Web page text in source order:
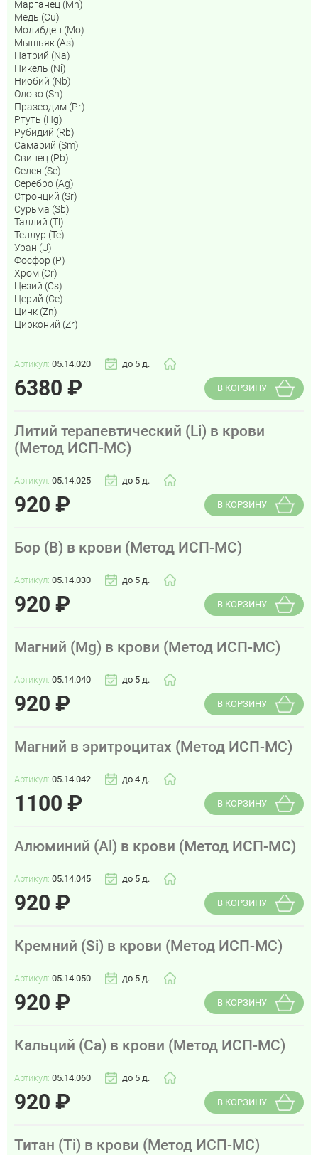
Марганец (Mn)
Медь (Cu)
Молибден (Мо)
Мышьяк (As)
Натрий (Na)
Никель (Ni)
Ниобий (Nb)
Олово (Sn)
Празеодим (Pr)
Ртуть (Hg)
Рубидий (Rb)
Самарий (Sm)
Свинец (Pb)
Селен (Se)
Серебро (Ag)
Стронций (Sr)
Сурьма (Sb)
Таллий (Tl)
Теллур (Te)
Уран (U)
Фосфор (P)
Хром (Cr)
Цезий (Cs)
Церий (Ce)
Цинк (Zn)
Цирконий (Zr)
Артикул: 05.14.020 до 5 д.
6380 ₽ В КОРЗИНУ
Литий терапевтический (Li) в крови
(Метод ИСП-МС)
Артикул: 05.14.025 до 5 д.
920 ₽ В КОРЗИНУ
Бор (B) в крови (Метод ИСП-МС)
Артикул: 05.14.030 до 5 д.
920 ₽ В КОРЗИНУ
Магний (Mg) в крови (Метод ИСП-МС)
Артикул: 05.14.040 до 5 д.
920 ₽ В КОРЗИНУ
Магний в эритроцитах (Метод ИСП-МС)
Артикул: 05.14.042 до 4 д.
1100 ₽ В КОРЗИНУ
Алюминий (Al) в крови (Метод ИСП-МС)
Артикул: 05.14.045 до 5 д.
920 ₽ В КОРЗИНУ
Кремний (Si) в крови (Метод ИСП-МС)
Артикул: 05.14.050 до 5 д.
920 ₽ В КОРЗИНУ
Кальций (Са) в крови (Метод ИСП-МС)
Артикул: 05.14.060 до 5 д.
920 ₽ В КОРЗИНУ
Титан (Ti) в крови (Метод ИСП-МС)